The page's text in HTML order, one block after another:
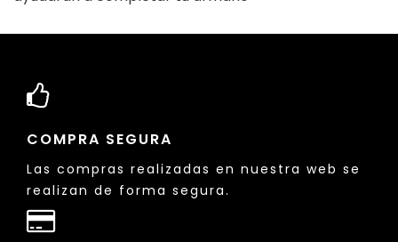
COMPRA SEGURA
Las compras realizadas en nuestra web se
realizan de forma segura.